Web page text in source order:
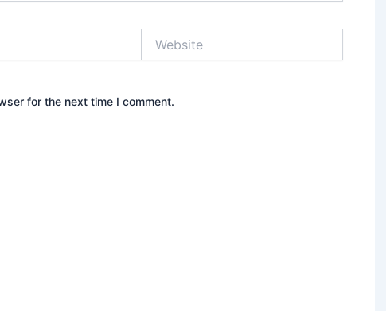
for the next time I comment.